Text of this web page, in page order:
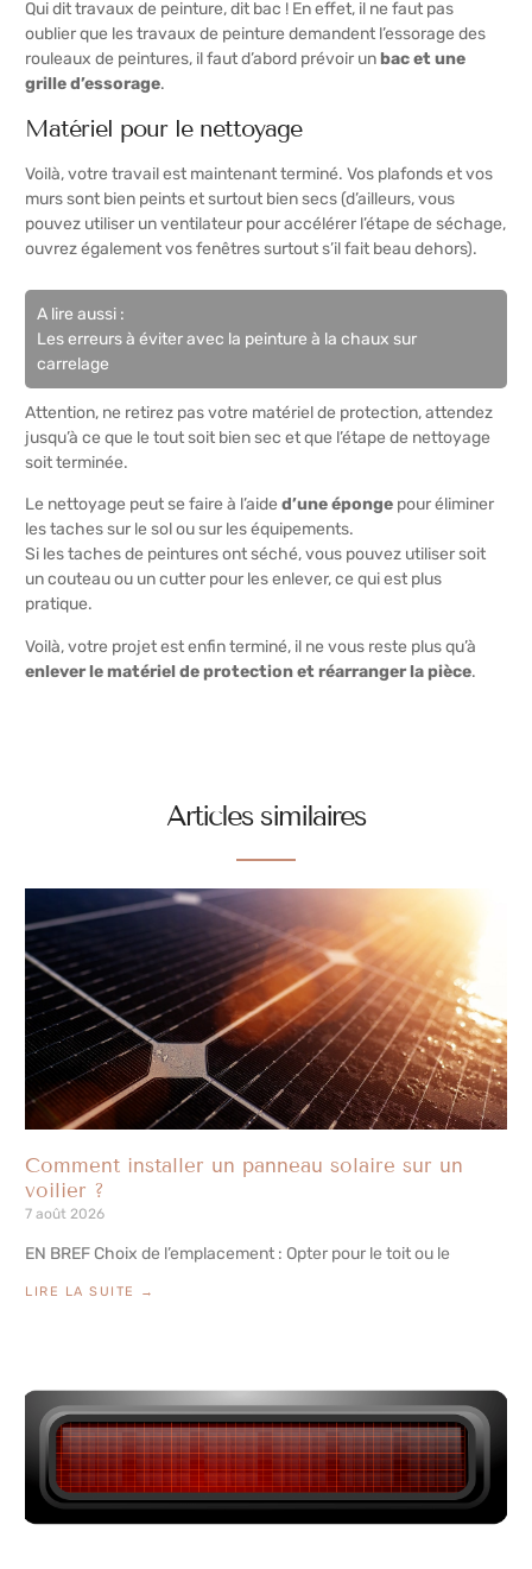
Qui dit travaux de peinture, dit bac ! En effet, il ne faut pas
oublier que les travaux de peinture demandent l’essorage des
rouleaux de peintures, il faut d’abord prévoir unbac et une
grille d’essorage.
Matériel pour le nettoyage
Voilà, votre travail est maintenant terminé. Vos plafonds et vos
murs sont bien peints et surtout bien secs (d’ailleurs, vous
pouvez utiliser un ventilateur pour accélérer l’étape de séchage,
ouvrez également vos fenêtres surtout s’il fait beau dehors).
A lire aussi :
Les erreurs à éviter avec la peinture à la chaux sur
carrelage
Attention, ne retirez pas votre matériel de protection, attendez
jusqu’à ce que le tout soit bien sec et que l’étape de nettoyage
soit terminée.
Le nettoyage peut se faire à l’aide d’une éponge pour éliminer
les taches sur le sol ou sur les équipements.
Si les taches de peintures ont séché, vous pouvez utiliser soit
un couteau ou un cutter pour les enlever, ce qui est plus
pratique.
Voilà, votre projet est enfin terminé, il ne vous reste plus qu’à
enlever le matériel de protection et réarranger la pièce.
Articles similaires
Comment installer un panneau solaire sur un
voilier ?
7 août 2026
EN BREF Choix de l’emplacement : Opter pour le toit ou le
LIRE LA SUITE →